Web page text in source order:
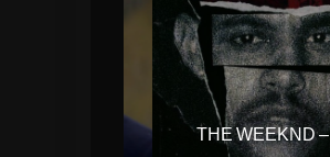
THE WEEKND – CAN’T FEEL MY FACE